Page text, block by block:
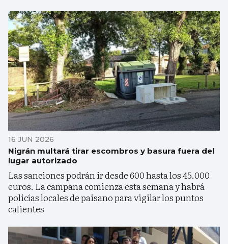
16 JUN 2026
Nigrán multará tirar escombros y basura fuera del
lugar autorizado
Las sanciones podrán ir desde 600 hasta los 45.000
euros. La campaña comienza esta semana y habrá
policías locales de paisano para vigilar los puntos
calientes